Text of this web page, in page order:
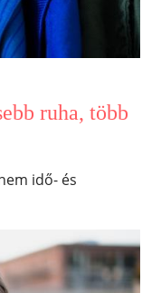
ruha, több
idő- és